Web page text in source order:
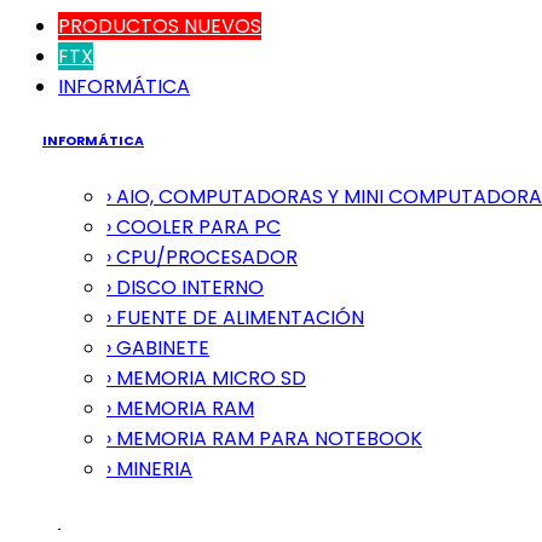
PRODUCTOS NUEVOS
FTX
INFORMÁTICA
INFORMÁTICA
› AIO, COMPUTADORAS Y MINI
› COOLER PARA PC
› CPU/PROCESADOR
› DISCO INTERNO
› FUENTE DE ALIMENTACIÓN
› GABINETE
› MEMORIA MICRO SD
› MEMORIA RAM
› MEMORIA RAM PARA NOTEBOOK
› MINERIA